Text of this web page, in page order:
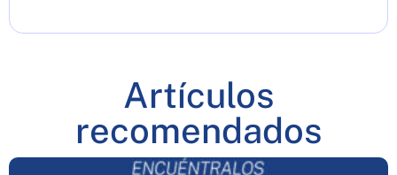
Artículos
recomendados